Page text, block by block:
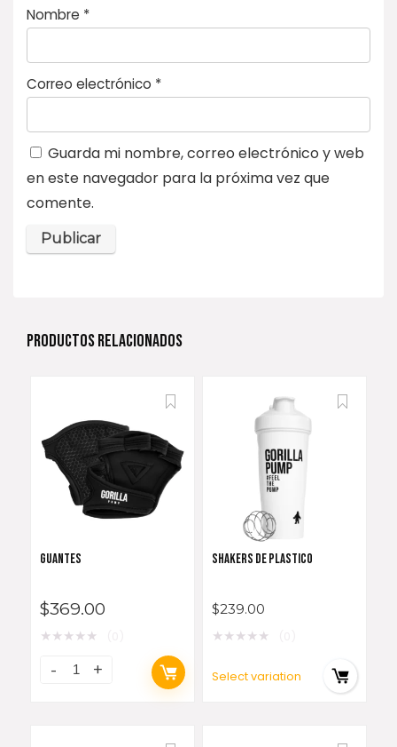
Nombre *
Correo electrónico *
Guarda mi nombre, correo electrónico y web
en este navegador para la próxima vez que
comente.
PRODUCTOS RELACIONADOS
GUANTES
$369.00
★★★★★
SHAKERS DE PLASTICO
$239.00
★★★★★
Select variation